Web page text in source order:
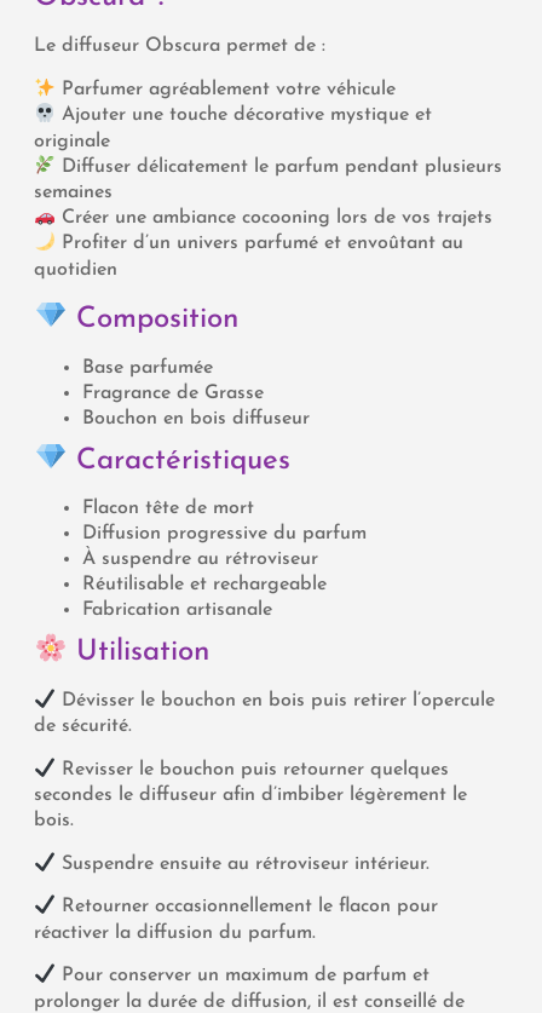
Le diffuseur Obscura permet de :
Parfumer agréablement votre véhicule
Ajouter une touche décorative mystique et
originale
Diffuser délicatement le parfum pendant plusieurs
semaines
Créer une ambiance cocooning lors de vos trajets
Profiter d’un univers parfumé et envoûtant au
quotidien
Composition
Base parfumée
Fragrance de Grasse
Bouchon en bois diffuseur
Caractéristiques
Flacon tête de mort
Diffusion progressive du parfum
À suspendre au rétroviseur
Réutilisable et rechargeable
Fabrication artisanale
Utilisation
Dévisser le bouchon en bois puis retirer l’opercule
de sécurité.
Revisser le bouchon puis retourner quelques
secondes le diffuseur afin d’imbiber légèrement le
bois.
Suspendre ensuite au rétroviseur intérieur.
Retourner occasionnellement le flacon pour
réactiver la diffusion du parfum.
Pour conserver un maximum de parfum et
prolonger la durée de diffusion, il est conseillé de